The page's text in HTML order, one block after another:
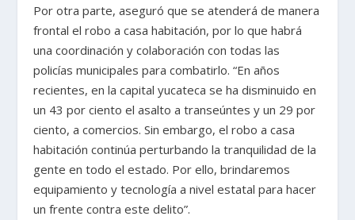
Por otra parte, aseguró que se atenderá de manera
frontal el robo a casa habitación, por lo que habrá
una coordinación y colaboración con todas las
policías municipales para combatirlo. “En años
recientes, en la capital yucateca se ha disminuido en
un 43 por ciento el asalto a transeúntes y un 29 por
ciento, a comercios. Sin embargo, el robo a casa
habitación continúa perturbando la tranquilidad de la
gente en todo el estado. Por ello, brindaremos
equipamiento y tecnología a nivel estatal para hacer
un frente contra este delito”.